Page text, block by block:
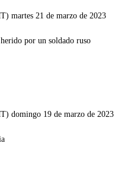
martes 21 de marzo de 2023
domingo 19 de marzo de 2023